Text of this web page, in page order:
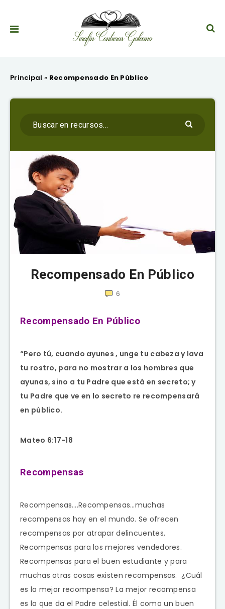
Principal » Recompensado En Público
Recompensado En Público
6
Recompensado En Público
“Pero tú, cuando ayunes , unge tu cabeza y lava
tu rostro, para no mostrar a los hombres que
ayunas, sino a tu Padre que está en secreto; y
tu Padre que ve en lo secreto re recompensará
en público.
Mateo 6:17-18
Recompensas
Recompensas….Recompensas…muchas
recompensas hay en el mundo. Se ofrecen
recompensas por atrapar delincuentes,
Recompensas para los mejores vendedores.
Recompensas para el buen estudiante y para
muchas otras cosas existen recompensas. ¿Cuál
es la mejor recompensa? La mejor recompensa
es la que da el Padre celestial. Él como un buen